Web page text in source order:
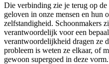
Die verbinding zie je terug op
geloven in onze mensen en hun
zelfstandigheid. Schoonmakers
verantwoordelijk voor een
verantwoordelijkheid dragen ze
probleem is weten ze elkaar, of
gewoon supergoed in deze